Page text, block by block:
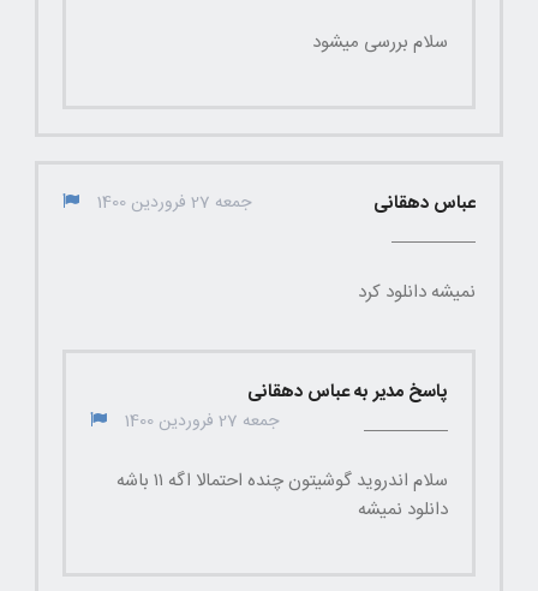
سلام بررسی میشود
عباس دهقانی جمعه 27 فروردین 1400
نمیشه دانلود کرد
پاسخ مدیر به عباس دهقانی
جمعه 27 فروردین 1400
سلام اندروید گوشیتون چنده احتمالا اگه ۱۱ باشه
دانلود نمیشه